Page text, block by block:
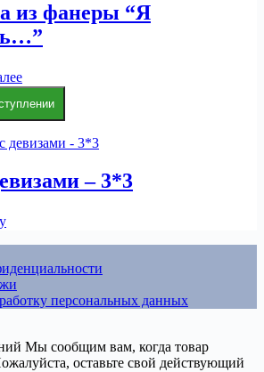
из фанеры “Я
– 3*3
персональных данных
Мы сообщим вам, когда товар
оставьте свой действующий